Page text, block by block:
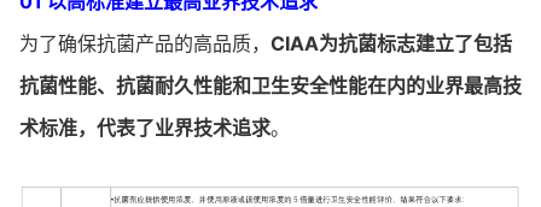
为了确保抗菌产品的高品质， CIAA为抗菌标志建立了包括
抗菌性能、抗菌耐久性能和卫生安全性能在内的业界最高技
术标准，代表了业界技术追求。